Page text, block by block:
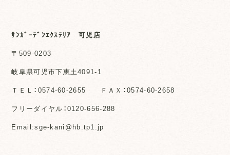
ｻﾝｶﾞｰﾃﾞﾝｴｸｽﾃﾘｱ 可児店
〒509-0203
岐阜県可児市下恵土4091-1
ＴＥＬ：0574-60-2655 ＦＡＸ：0574-60-2658
フリーダイヤル：0120-656-288
Email:sge-kani@hb.tp1.jp